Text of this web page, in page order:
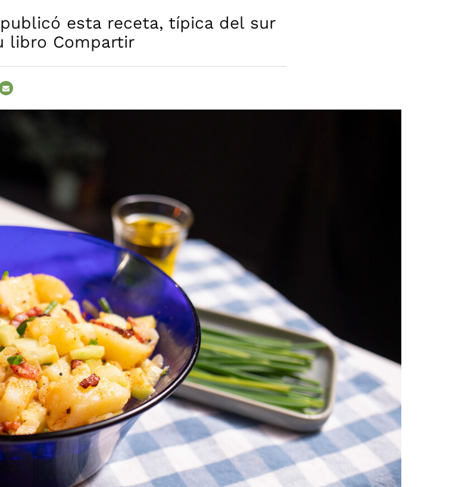
esta receta, típica del sur
libro Compartir